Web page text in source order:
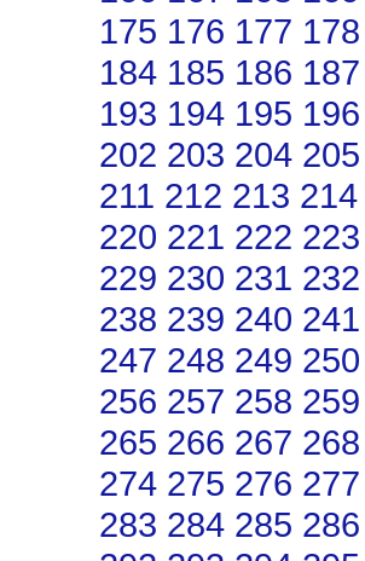
175 176 177 178
184 185 186 187
193 194 195 196
202 203 204 205
211 212 213 214
220 221 222 223
229 230 231 232
238 239 240 241
247 248 249 250
256 257 258 259
265 266 267 268
274 275 276 277
283 284 285 286